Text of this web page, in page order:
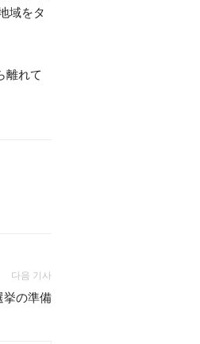
域をタ
離れて
다음 기사
挙の準備